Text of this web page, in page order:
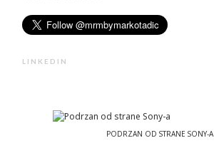
LINKEDIN
PODRZAN OD STRANE SONY-A